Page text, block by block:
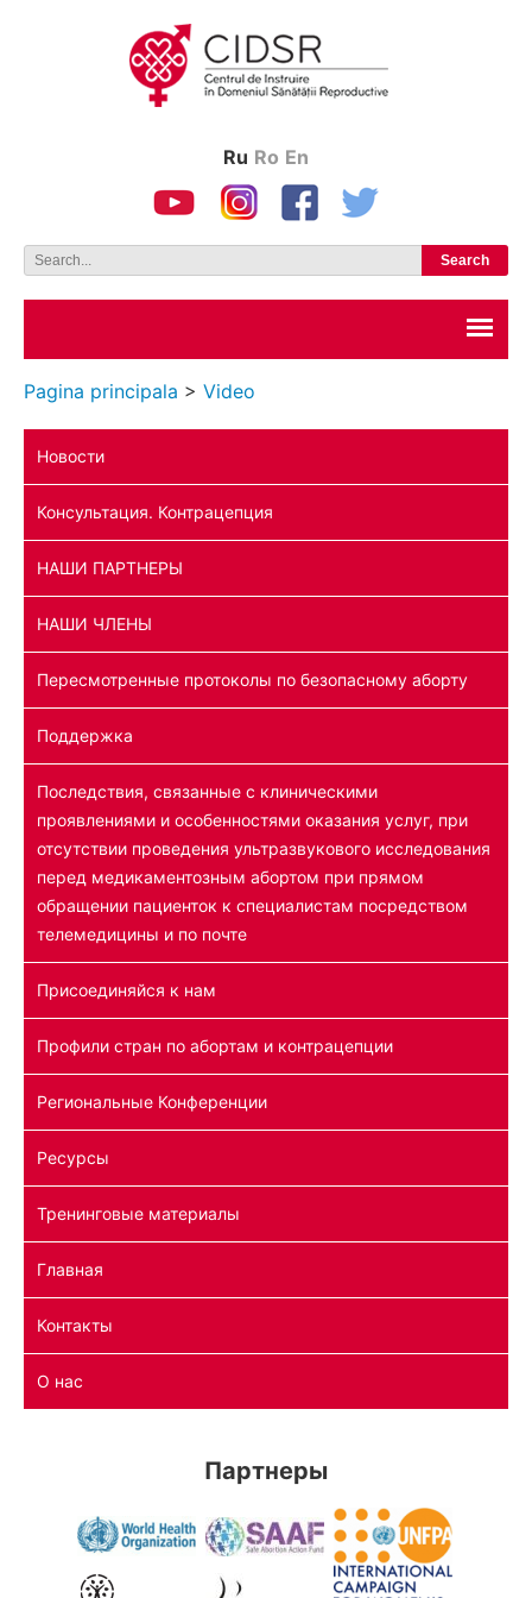
Ru Ro En
Pagina principala > Video
Hовости
Консультация. Контрацепция
НАШИ ПАРТНЕРЫ
НАШИ ЧЛЕНЫ
Пересмотренные протоколы по безопасному аборту
Поддержка
Последствия, связанные с клиническими
проявлениями и особенностями оказания услуг, при
отсутствии проведения ультразвукового исследования
перед медикаментозным абортом при прямом
обращении пациенток к специалистам посредством
телемедицины и по почте
Присоединяйся к нам
Профили стран по абортам и контрацепции
Региональные Конференции
Ресурсы
Тренинговые материалы
Главная
Контакты
О нас
Партнеры